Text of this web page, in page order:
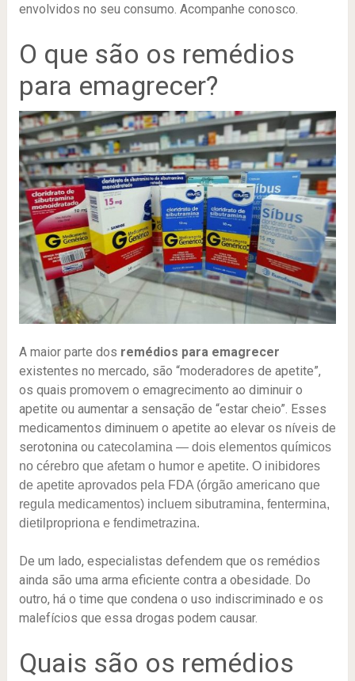
envolvidos no seu consumo. Acompanhe conosco.
O que são os remédios
para emagrecer?
A maior parte dos remédios para emagrecer
existentes no mercado, são “moderadores de apetite”,
os quais promovem o emagrecimento ao diminuir o
apetite ou aumentar a sensação de “estar cheio”. Esses
medicamentos diminuem o apetite ao elevar os níveis de
serotonina ou catecolamina — dois elementos químicos
no cérebro que afetam o humor e apetite. O inibidores
de apetite aprovados pela FDA (órgão americano que
regula medicamentos) incluem sibutramina, fentermina,
dietilpropriona e fendimetrazina.
De um lado, especialistas defendem que os remédios
ainda são uma arma eficiente contra a obesidade. Do
outro, há o time que condena o uso indiscriminado e os
malefícios que essa drogas podem causar.
Quais são os remédios